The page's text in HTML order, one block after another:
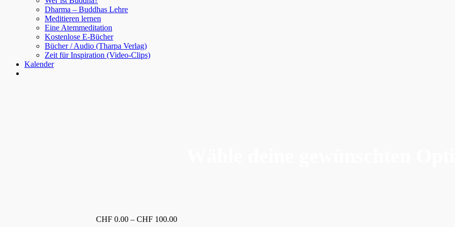
Dharma – Buddhas Lehre
Meditieren lernen
Eine Atemmeditation
Kostenlose E-Bücher
Bücher / Audio (Tharpa Verlag)
Zeit für Inspiration (Video-Clips)
Kalender
CHF 0.00 –CHF 100.00Preisspanne: